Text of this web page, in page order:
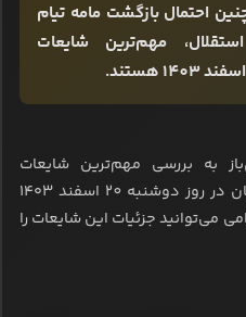
احتمال بازگشت مامه تیام
مهم‌ترین شایعات
به بررسی مهم‌ترین شایعات
نقل‌وانتقالاتی فوتبال ایران و جهان در روز دوشنبه 20 اسفند ۱۴۰۳
می‌توانید جزئیات این شایعات را